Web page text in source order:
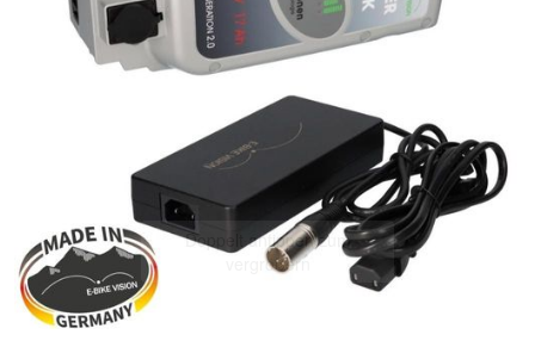
Doppelt antippen zum
vergrößern